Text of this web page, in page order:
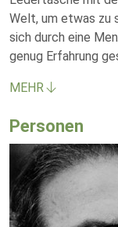
Welt, um etwas zu
sich durch eine
genug Erfahrung
MEHR
Personen